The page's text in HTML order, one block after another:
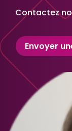
Contactez
Envoyer